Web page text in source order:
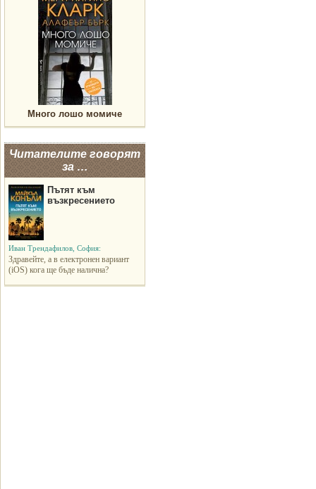
Много лошо момиче
Читателите говорят
за …
Пътят към
възкресението
Иван Трендафилов, София:
Здравейте, а в електронен вариант
(iOS) кога ще бъде налична?